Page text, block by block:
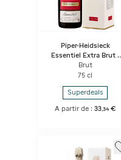
Piper-Heidsieck
Essentiel Extra Brut -
Sous coffret
Brut
75 cl
Superdeals
A partir de :33,34 €